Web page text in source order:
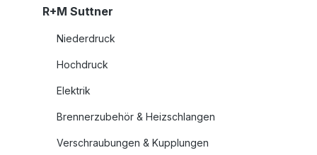
R+M Suttner
Niederdruck
Hochdruck
Elektrik
Brennerzubehör & Heizschlangen
Verschraubungen & Kupplungen